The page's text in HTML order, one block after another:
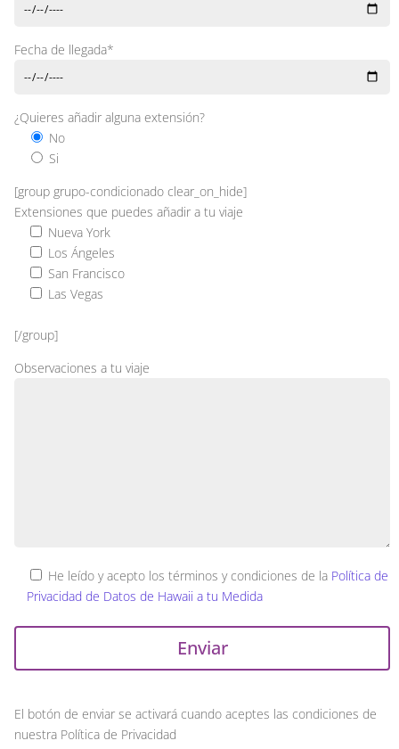
Fecha de llegada*
¿Quieres añadir alguna extensión?
No
Si
[group grupo-condicionado clear_on_hide]
Extensiones que puedes añadir a tu viaje
Nueva York
Los Ángeles
San Francisco
Las Vegas
[/group]
Observaciones a tu viaje
He leído y acepto los términos y condiciones de la Política de
Privacidad de Datos de Hawaii a tu Medida
El botón de enviar se activará cuando aceptes las condiciones de
nuestra Política de Privacidad